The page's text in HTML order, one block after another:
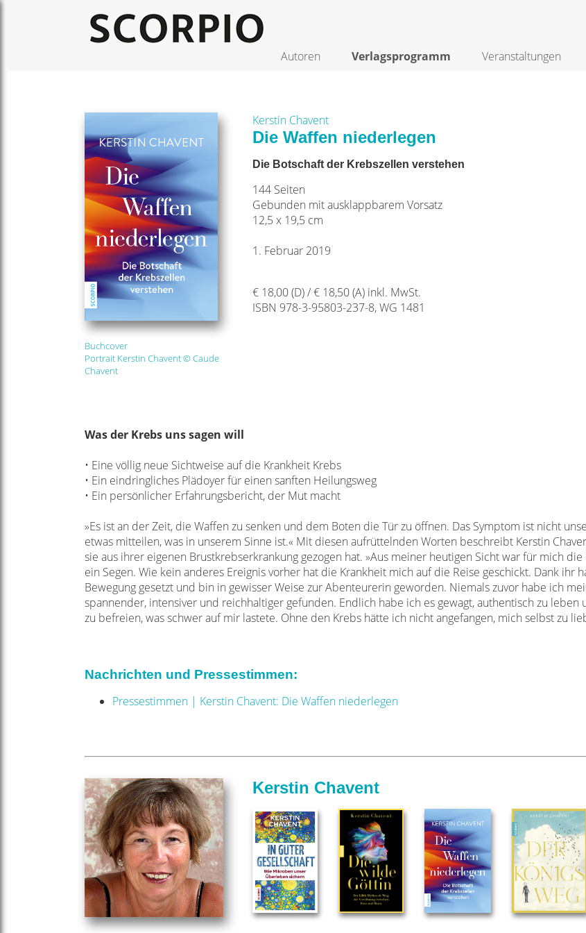
Autoren Verlagsprogramm Veranstaltungen
Buchcover
Portrait Kerstin Chavent © Caude
Chavent
Kerstin Chavent
Die Waffen niederlegen
Die Botschaft der Krebszellen verstehen
144 Seiten
Gebunden mit ausklappbarem Vorsatz
12,5 x 19,5 cm
1. Februar 2019
€ 18,00 (D) / € 18,50 (A) inkl. MwSt.
ISBN 978-3-95803-237-8, WG 1481
Was der Krebs unssagen will
• Eine völlig neue Sichtweise auf die Krankheit Krebs
• Ein eindringliches Plädoyer für einen sanften Heilungsweg
• Ein persönlicher Erfahrungsbericht, der Mut macht
»Es ist an der Zeit, die Waffen zu senken und dem Boten die Tür zu öffnen. Das Symptom ist nicht
etwas mitteilen, was in unserem Sinne ist.« Mit diesen aufrüttelnden Worten beschreibt Kerstin
sie aus ihrer eigenen Brustkrebserkrankung gezogen hat. »Aus meiner heutigen Sicht war für mich
ein Segen. Wie kein anderes Ereignis vorher hat die Krankheit mich auf die Reise geschickt. Dank ihr
Bewegung gesetzt und bin in gewisser Weise zur Abenteurerin geworden. Niemals zuvor habe ich
spannender, intensiver und reichhaltiger gefunden. Endlich habe ich es gewagt, authentisch zu leben
zu befreien, was schwer auf mir lastete. Ohne den Krebs hätte ich nichtangefangen, mich selbst zu
Nachrichten und Pressestimmen:
Pressestimmen | Kerstin Chavent: Die Waffen niederlegen
Kerstin Chavent